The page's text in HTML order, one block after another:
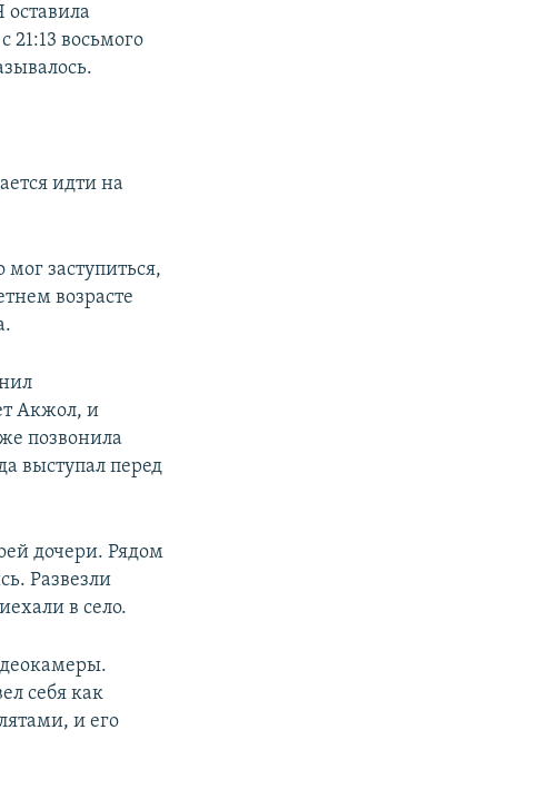
оставила
21:13 восьмого
идти на
заступиться,
возрасте
Акжол, и
позвонила
выступал перед
дочери. Рядом
Развезли
в село.
себя как
и его